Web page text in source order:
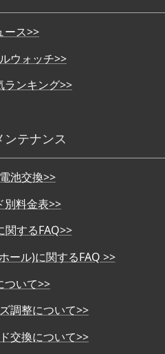
ース>>
ウォッチ>>
ランキング>>
テナンス
池交換>>
別料金表>>
関するFAQ>>
ール)に関するFAQ >>
ついて>>
調整について>>
交換について>>